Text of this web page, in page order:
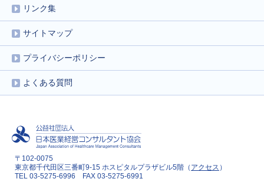
リンク集
サイトマップ
プライバシーポリシー
よくある質問
〒102-0075
東京都千代田区三番町9-15 ホスピタルプラザビル5階（ アクセス ）
TEL 03-5275-6996 FAX 03-5275-6991